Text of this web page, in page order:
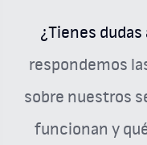
¿Tienes
respondemos
sobre nuestros
funcionan y